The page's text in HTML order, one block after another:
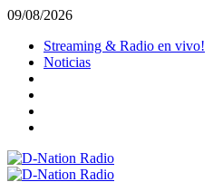
Saltar
contenido
09/08/2026
Streaming & Radio en vivo!
Noticias
Menú